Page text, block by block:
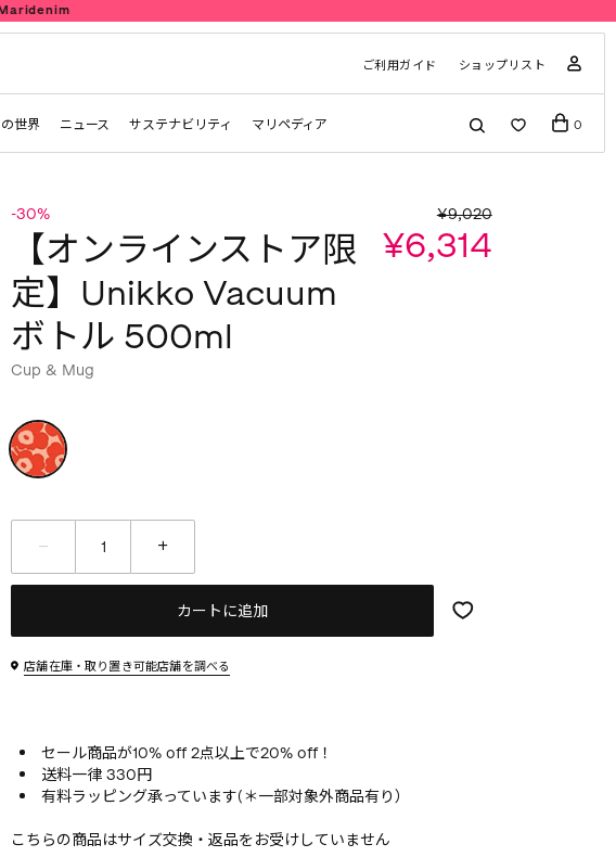
ご利用ガイド ショップリスト
世界 ニュース サステナビリティ マリペディア 0
-30% ¥9,020
【オンラインストア限
定】Unikko Vacuum
ボトル 500ml
¥6,314
Cup & Mug
カートに追加
店舗在庫・取り置き可能店舗を調べる
セール商品が10% off 2点以上で20% off！
送料一律 330円
有料ラッピング承っています(＊一部対象外商品有り）
こちらの商品はサイズ交換・返品をお受けしていません